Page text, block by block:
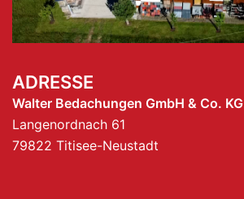
ADRESSE
Walter Bedachungen GmbH & Co. KG
Langenordnach 61
79822 Titisee-Neustadt